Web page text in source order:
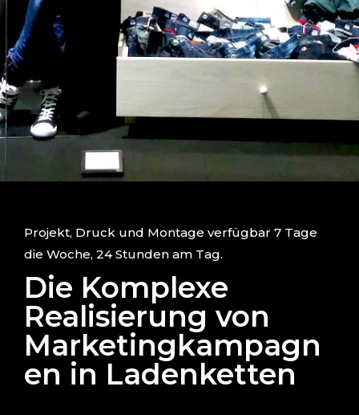
Projekt, Druck und Montage verfügbar 7 Tage
die Woche, 24 Stunden am Tag.
Die Komplexe
Realisierung von
Marketingkampagn
en in Ladenketten